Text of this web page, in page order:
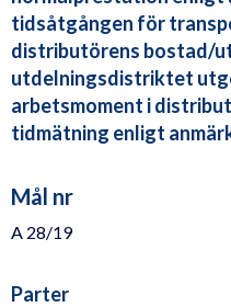
tidsåtgången för
distributörens bostad/
utdelningsdistriktet
arbetsmoment i
tidmätning enligt
Mål nr
A 28/19
Parter